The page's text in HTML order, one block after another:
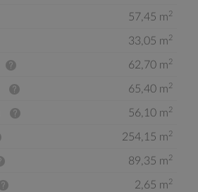
57,45 m2
33,05 m2
62,70 m2
65,40 m2
56,10 m2
254,15 m2
89,35 m2
2,65 m2